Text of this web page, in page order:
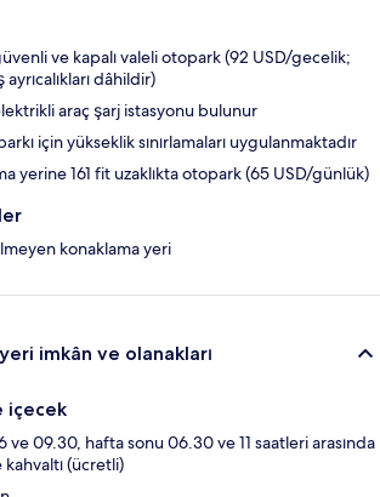
ve kapalı valeli otopark (92 USD/gecelik;
ayrıcalıkları dâhildir)
araç şarj istasyonu bulunur
için yükseklik sınırlamaları uygulanmaktadır
yerine 161 fit uzaklıkta otopark (65 USD/günlük)
konaklama yeri
imkân ve olanakları
içecek
ve 09.30, hafta sonu 06.30 ve 11 saatleri arasında
kahvaltı (ücretli)